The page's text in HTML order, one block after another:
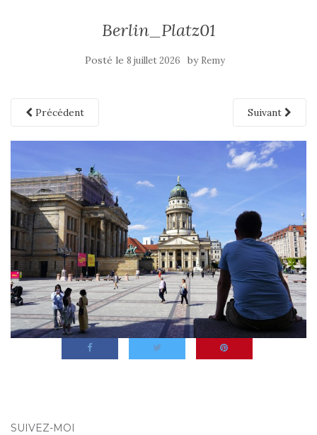
Berlin_Platz01
Posté le 8 juillet 2026 by Remy
Précédent Suivant
SUIVEZ-MOI